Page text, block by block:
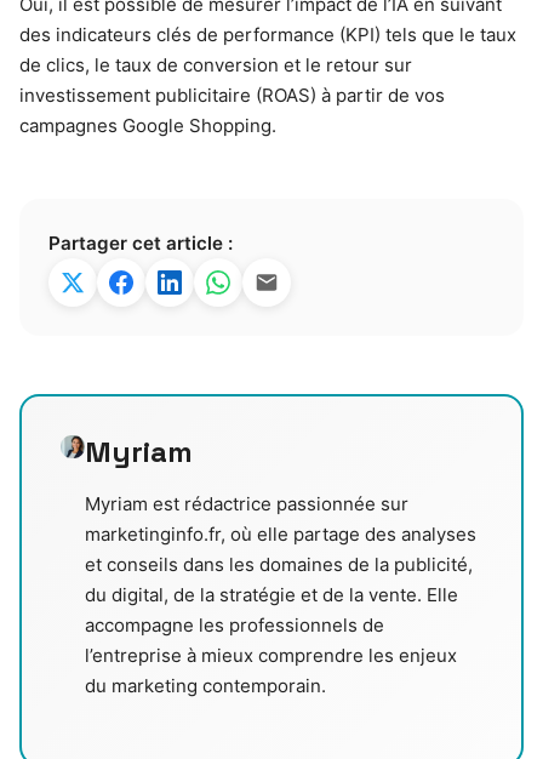
des indicateurs clés de performance (KPI) tels que le taux
de clics, le taux de conversion et le retour sur
investissement publicitaire (ROAS) à partir de vos
campagnes Google Shopping.
Partager cet article :
Myriam
Myriam est rédactrice passionnée sur
marketinginfo.fr, où elle partage des analyses
et conseils dans les domaines de la publicité,
du digital, de la stratégie et de la vente. Elle
accompagne les professionnels de
l’entreprise à mieux comprendre les enjeux
du marketing contemporain.